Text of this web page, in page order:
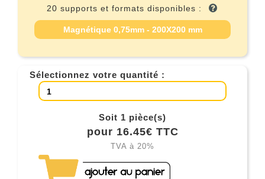
20 supports et formats disponibles :
Magnétique 0,75mm - 200X200 mm
Sélectionnez votre quantité :
Soit 1 pièce(s)
pour 16.45€ TTC
TVA à 20%